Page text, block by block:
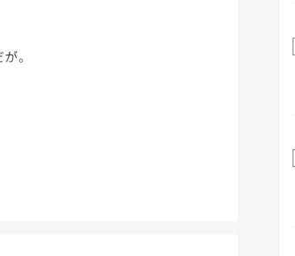
。
ごい！笑